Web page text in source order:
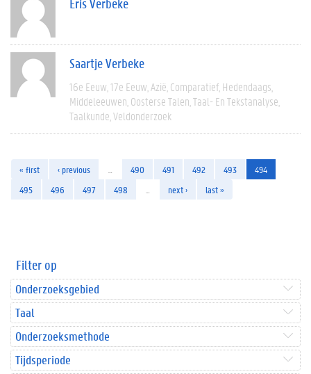
Saartje Verbeke
16e Eeuw 17e Eeuw Azië Comparatief Hedendaags
Middeleeuwen Oosterse Talen Taal- En Tekstanalyse
Taalkunde Veldonderzoek
« first ‹ previous 490 491 492 493
494
495
496 497 498 next › last »
Filter op
Onderzoeksgebied
Taal
Onderzoeksmethode
Tijdsperiode